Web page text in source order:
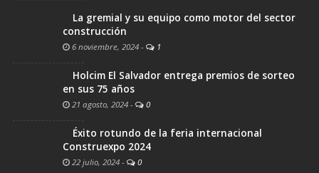
La gremial y su equipo como motor del sector
construcción
6 noviembre, 2024 - 1
Holcim El Salvador entrega premios de sorteo
en sus 75 años
21 agosto, 2024 - 0
Éxito rotundo de la feria internacional
Construexpo 2024
22 julio, 2024 - 0